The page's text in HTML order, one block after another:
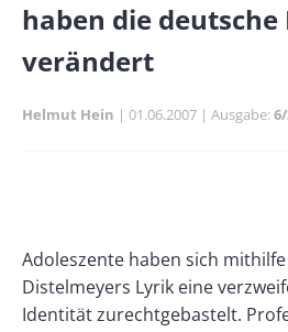
haben die deutsche
verändert
Helmut Hein Publikationsdatum
01.06.2007 Ausgabe
Left
Rectangle
Right
Body
Adoleszente haben sich mithilfe
Distelmeyers Lyrik eine
Identität zurechtgebastelt.